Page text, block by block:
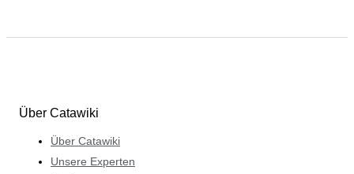
Über Catawiki
Über Catawiki
Unsere Experten